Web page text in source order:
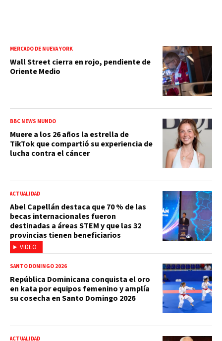
MERCADO DE NUEVA YORK
Wall Street cierra en rojo, pendiente de
Oriente Medio
BBC NEWS MUNDO
Muere a los 26 años la estrella de
TikTok que compartió su experiencia de
lucha contra el cáncer
VIDEO
ACTUALIDAD
Abel Capellán destaca que 70 % de las
becas internacionales fueron
destinadas a áreas STEM y que las 32
provincias tienen beneficiarios
SANTO DOMINGO 2026
República Dominicana conquista el oro
en kata por equipos femenino y amplía
su cosecha en Santo Domingo 2026
ACTUALIDAD